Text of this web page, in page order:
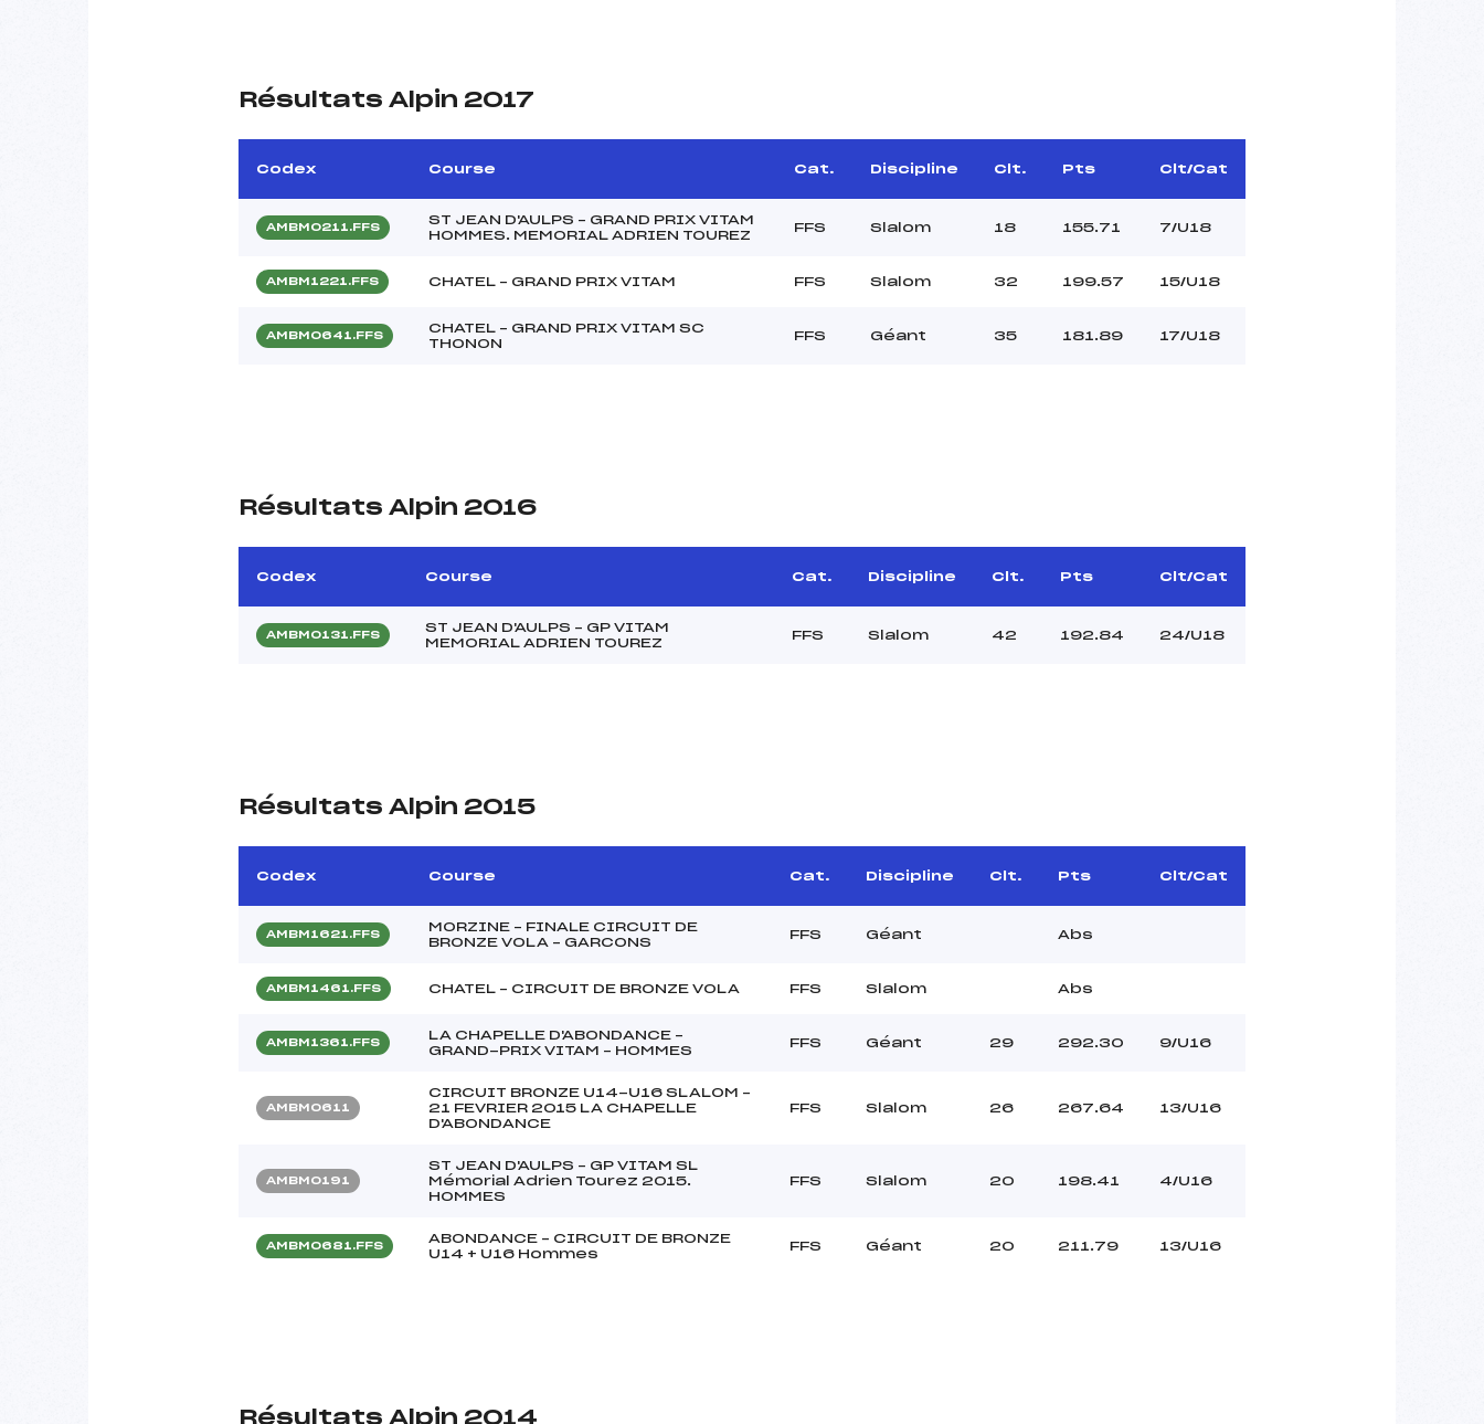
Résultats Alpin 2017
Codex Course Cat. Discipline Clt. Pts Clt/Cat
AMBM0211.FFS
ST JEAN D'AULPS – GRAND PRIX VITAM
HOMMES. MEMORIAL ADRIEN TOUREZ
FFS Slalom 18 155.71 7/U18
AMBM1221.FFS CHATEL – GRAND PRIX VITAM FFS Slalom 32 199.57 15/U18
AMBM0641.FFS
CHATEL – GRAND PRIX VITAM SC
THONON
FFS Géant 35 181.89 17/U18
Résultats Alpin 2016
Codex Course Cat. Discipline Clt. Pts Clt/Cat
AMBM0131.FFS
ST JEAN D'AULPS – GP VITAM
MEMORIAL ADRIEN TOUREZ
FFS Slalom 42 192.84 24/U18
Résultats Alpin 2015
Codex Course Cat. Discipline Clt. Pts Clt/Cat
AMBM1621.FFS
MORZINE – FINALE CIRCUIT DE
BRONZE VOLA – GARCONS
FFS Géant Abs
AMBM1461.FFS CHATEL – CIRCUIT DE BRONZE VOLA FFS Slalom Abs
AMBM1361.FFS
LA CHAPELLE D'ABONDANCE –
GRAND-PRIX VITAM – HOMMES
FFS Géant 29 292.30 9/U16
AMBM0611
CIRCUIT BRONZE U14-U16 SLALOM –
21 FEVRIER 2015 LA CHAPELLE
D'ABONDANCE
FFS Slalom 26 267.64 13/U16
AMBM0191
ST JEAN D'AULPS – GP VITAM SL
Mémorial Adrien Tourez 2015.
HOMMES
FFS Slalom 20 198.41 4/U16
AMBM0681.FFS
ABONDANCE – CIRCUIT DE BRONZE
U14 + U16 Hommes
FFS Géant 20 211.79 13/U16
Résultats Alpin 2014